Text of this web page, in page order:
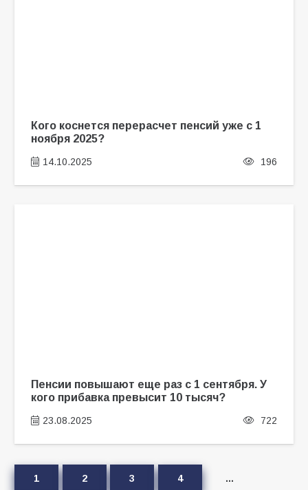
Кого коснется перерасчет пенсий уже с 1
ноября 2025?
14.10.2025 196
Пенсии повышают еще раз с 1 сентября. У
кого прибавка превысит 10 тысяч?
23.08.2025 722
1 2 3 4 …